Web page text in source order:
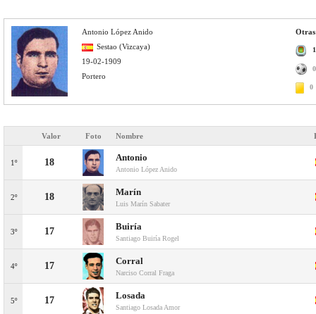
Otras
0
0
Antonio López Anido
Sestao (Vizcaya)
19-02-1909
Portero
Valor Foto Nombre
1º 18 Antonio
Antonio López Anido
2º 18 Marín
Luis Marín Sabater
3º 17 Buiría
Santiago Buiría Rogel
4º 17 Corral
Narciso Corral Fraga
5º 17 Losada
Santiago Losada Amor